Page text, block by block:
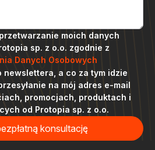
moich danych
sp. z o.o. zgodnie z
Danych Osobowych
newslettera, a co za tym idzie
na mój adres e-mail
promocjach, produktach i
od Protopia sp. z o.o.